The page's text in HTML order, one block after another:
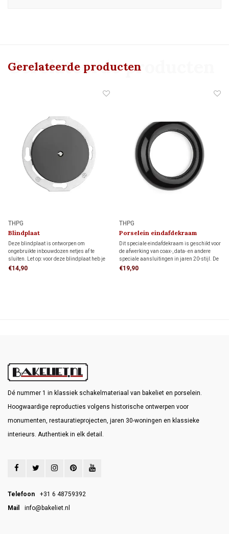
Gerelateerde producten
Gerelateerde producten
THPG
Blindplaat
Deze blindplaat is ontworpen om
ongebruikte inbouwdozen netjes af te
sluiten. Let op: voor deze blindplaat heb je
een speciaal afdekraam nodig. Bekijk
€14,90
THPG
Porselein eindafdekraam
(Speciale Aansluiting)
Dit speciale eindafdekraam is geschikt voor
de afwerking van coax-, data- en andere
speciale aansluitingen in jaren 20-stijl. De
authentieke uitstraling maakt het ideaal
€19,90
Dé nummer 1 in klassiek schakelmateriaal van bakeliet en porselein.
Hoogwaardige reproducties volgens historische ontwerpen voor
monumenten, restauratieprojecten, jaren 30-woningen en klassieke
interieurs. Authentiek in elk detail.
Telefoon
+31 6 48759392
Mail
info@bakeliet.nl